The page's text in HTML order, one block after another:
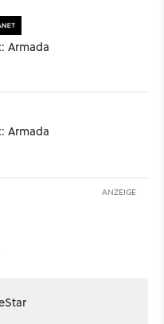
Armada
Armada
ANZEIGE